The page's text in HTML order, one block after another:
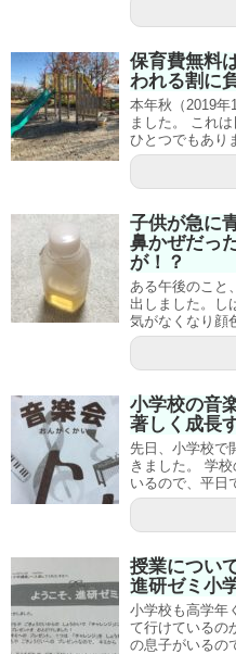
保育費無料
われる割に
本年秋（2019年
ました。 これ
ひとつでもあり
子供が急に
鼻かぜだっ
が！？
ある午後のこと
出しました。し
気がなくなり顔
小学校の音
著しく成長
先日、小学校で
きました。 学
いるので、平日
授業につい
進研ゼミ小
小学校も高学年
て行けているの
の息子がいるの